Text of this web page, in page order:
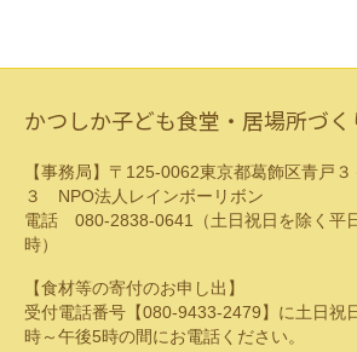
かつしか子ども食堂・居場所づ
【事務局】〒125-0062東京都葛飾区青戸
３ NPO法人レインボーリボン
電話 080-2838-0641（土日祝日を除く平
時）
【食材等の寄付のお申し出】
受付電話番号【080-9433-2479】に土日祝
時～午後5時の間にお電話ください。